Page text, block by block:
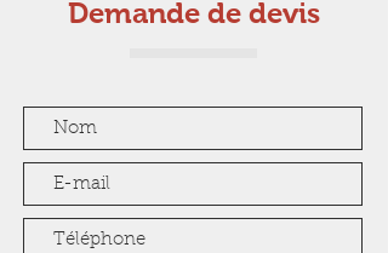
Demande de devis